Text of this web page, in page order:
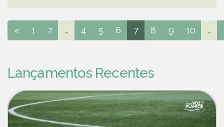
« 1 2 ... 4 5 6 7 8 9 10 ...
Lançamentos Recentes